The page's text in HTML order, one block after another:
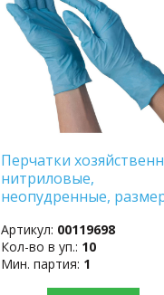
Перчатки
нитриловые,
неопудренные,
Артикул: 00119698
Кол-во в уп.: 10
Мин. партия: 1